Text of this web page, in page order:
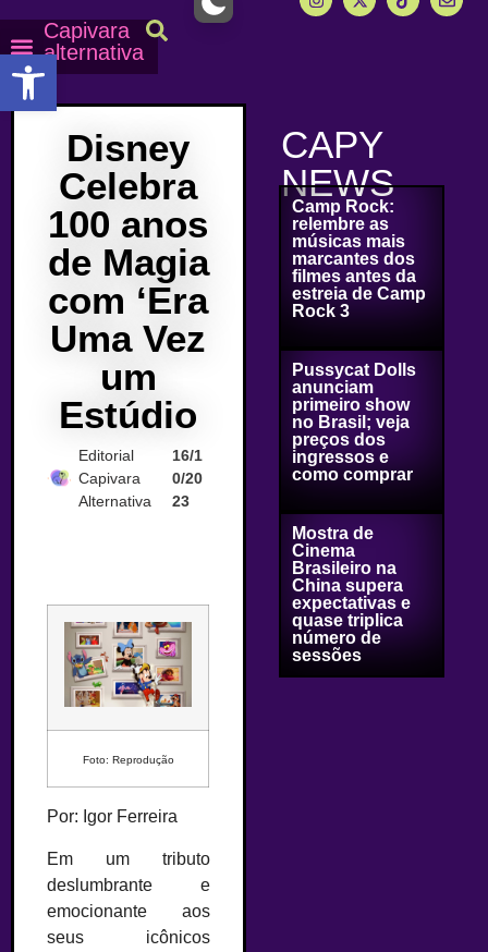
Capivara
alternativa
Disney
Celebra
100 anos
de Magia
com ‘Era
Uma Vez
um
Estúdio
Editorial
Capivara
Alternativa
16/1
0/20
23
Foto: Reprodução
Por: Igor Ferreira
Em um tributo
deslumbrante e
emocionante aos
seus icônicos
CAPY
NEWS
Camp Rock:
relembre as
músicas mais
marcantes dos
filmes antes da
estreia de Camp
Rock 3
Pussycat Dolls
anunciam
primeiro show
no Brasil; veja
preços dos
ingressos e
como comprar
Mostra de
Cinema
Brasileiro na
China supera
expectativas e
quase triplica
número de
sessões
Abrir a barra de ferramentas